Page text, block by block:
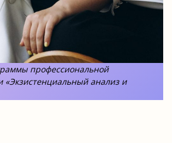
профессиональной
«Экзистенциальный анализ и